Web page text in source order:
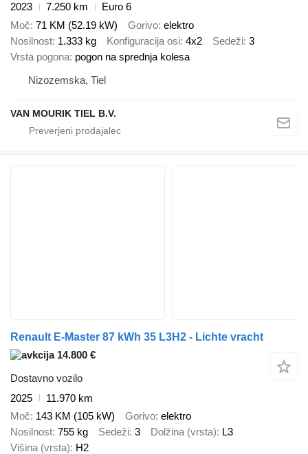
2023
7.250 km
Euro 6
Moč 71 KM (52.19 kW) Gorivo elektro
Nosilnost 1.333 kg Konfiguracija osi 4x2 Sedeži 3
Vrsta pogona pogon na sprednja kolesa
Nizozemska, Tiel
VAN MOURIK TIEL B.V.
Renault E-Master 87 kWh 35 L3H2 - Lichte vracht
14.800 €
Dostavno vozilo
2025
11.970 km
Moč 143 KM (105 kW) Gorivo elektro
Nosilnost 755 kg Sedeži 3 Dolžina (vrsta) L3
Višina (vrsta) H2